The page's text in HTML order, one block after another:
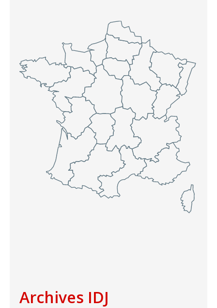
Archives IDJ